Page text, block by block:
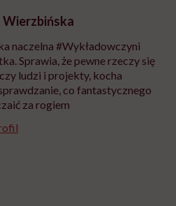
Wierzbińska
naczelna #Wykładowczyni
Sprawia, że pewne rzeczy się
ludzi i projekty, kocha
co fantastycznego
za rogiem